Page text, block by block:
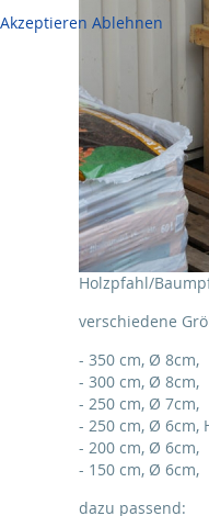
Holzpfahl/
verschiedene
- 350 cm, Ø 8cm,
- 300 cm, Ø 8cm,
- 250 cm, Ø 7cm,
- 250 cm, Ø 6cm,
- 200 cm, Ø 6cm,
- 150 cm, Ø 6cm,
dazu passend:
Akzeptieren Ablehnen